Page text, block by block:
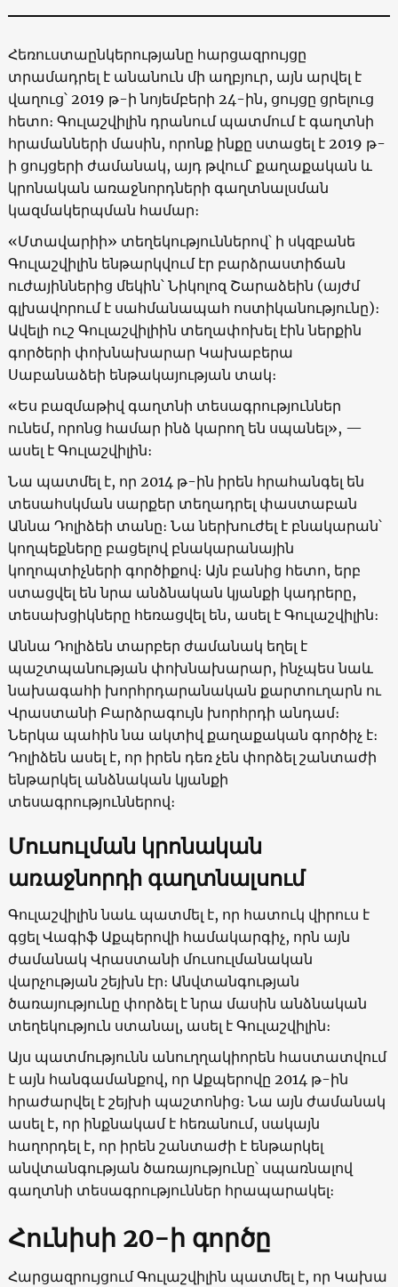
Հեռուստաընկերությանը հարցազրույցը
տրամադրել է անանուն մի աղբյուր, այն արվել է
վաղուց՝ 2019 թ-ի նոյեմբերի 24-ին, ցույցը ցրելուց
հետո։ Գուլաշվիլին դրանում պատմում է գաղտնի
հրամանների մասին, որոնք ինքը ստացել է 2019 թ-
ի ցույցերի ժամանակ, այդ թվում՝ քաղաքական և
կրոնական առաջնորդների գաղտնալսման
կազմակերպման համար։
«Մտավարիի» տեղեկություններով՝ ի սկզբանե
Գուլաշվիլին ենթարկվում էր բարձրաստիճան
ուժայիններից մեկին՝ Նիկոլոզ Շարաձեին (այժմ
գլխավորում է սահմանապահ ոստիկանությունը)։
Ավելի ուշ Գուլաշվիլիին տեղափոխել էին ներքին
գործերի փոխնախարար Կախաբերա
Սաբանաձեի ենթակայության տակ։
«Ես բազմաթիվ գաղտնի տեսագրություններ
ունեմ, որոնց համար ինձ կարող են սպանել», —
ասել է Գուլաշվիլին։
Նա պատմել է, որ 2014 թ-ին իրեն հրահանգել են
տեսահսկման սարքեր տեղադրել փաստաբան
Աննա Դոլիձեի տանը։ Նա ներխուժել է բնակարան՝
կողպեքները բացելով բնակարանային
կողոպտիչների գործիքով։ Այն բանից հետո, երբ
ստացվել են նրա անձնական կյանքի կադրերը,
տեսախցիկները հեռացվել են, ասել է Գուլաշվիլին։
Աննա Դոլիձեն տարբեր ժամանակ եղել է
պաշտպանության փոխնախարար, ինչպես նաև
նախագահի խորհրդարանական քարտուղարն ու
Վրաստանի Բարձրագույն խորհրդի անդամ։
Ներկա պահին նա ակտիվ քաղաքական գործիչ է։
Դոլիձեն ասել է, որ իրեն դեռ չեն փորձել շանտաժի
ենթարկել անձնական կյանքի
տեսագրություններով։
Մուսուլման կրոնական
առաջնորդի գաղտնալսում
Գուլաշվիլին նաև պատմել է, որ հատուկ վիրուս է
գցել Վագիֆ Աքպերովի համակարգիչ, որն այն
ժամանակ Վրաստանի մուսուլմանական
վարչության շեյխն էր։ Անվտանգության
ծառայությունը փորձել է նրա մասին անձնական
տեղեկություն ստանալ, ասել է Գուլաշվիլին։
Այս պատմությունն անուղղակիորեն հաստատվում
է այն հանգամանքով, որ Աքպերովը 2014 թ-ին
հրաժարվել է շեյխի պաշտոնից։ Նա այն ժամանակ
ասել է, որ ինքնակամ է հեռանում, սակայն
հաղորդել է, որ իրեն շանտաժի է ենթարկել
անվտանգության ծառայությունը՝ սպառնալով
գաղտնի տեսագրություններ հրապարակել։
Հունիսի 20-ի գործը
Հարցազրույցում Գուլաշվիլին պատմել է, որ Կախա